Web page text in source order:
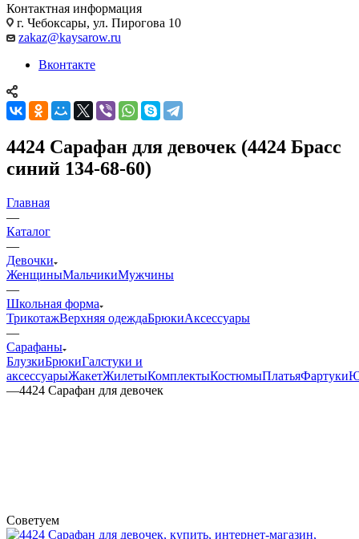
Контактная информация
г. Чебоксары, ул. Пирогова 10
zakaz@kaysarow.ru
Вконтакте
4424 Сарафан для девочек (4424 Брасс
синий 134-68-60)
Главная
—
Каталог
—
Девочки
ЖенщиныМальчикиМужчины
—
Школьная форма
ТрикотажВерхняя одеждаБрюкиАксессуары
—
Сарафаны
БлузкиБрюкиГалстуки и
аксессуарыЖакетЖилетыКомплектыКостюмыПлатьяФартуки
—4424 Сарафан для девочек
Советуем